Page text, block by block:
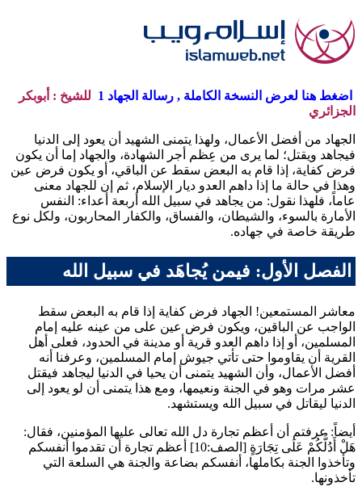
اضغط هنا لعرض النسخة الكاملة , رسالة الجهاد 1
للشيخ : أبوبكر
الجزائري
الجهاد من أفضل الأعمال، ولهذا يتمنى الشهيد أن يعود إلى الدنيا
فيجاهد ويقتل؛ لما يرى من عِظم أجر الشهادة، والجهاد إما أن يكون
فرض كفاية، إذا قام به البعض سقط عن الباقي، أو يكون فرض عين
وهذا في حالة ما إذا داهم العدو ديار الإسلام، ثم إن للجهاد معنى
عاماً، فلهذا نقول: من يجاهد في سبيل الله أربعة أعداء: النفس
الأمارة بالسوء، والشيطان، والفساق، والكفار المحاربون، ولكل نوع
طريقة خاصة في جهاده.
الفصل الأول: فيمن يُجاهَد في سبيل الله
معاشر المستمعين! الجهاد فرض كفاية إذا قام به البعض سقط
الواجب عن الباقين، ويكون فرض عين على من عينه عليه إمام
المسلمين، أو إذا داهم العدو قرية أو مدينة في الحدود، فعلى أهل
القرية أن يقاوموا حتى تأتي جيوش إمام المسلمين، وعرفنا أنه
أفضل الأعمال، وأن الشهيد يتمنى أن يحيا في الدنيا ليجاهد فيقتل
عشر مرات وهو في الجنة ونعيمها، ومع هذا يتمنى أن لو يعود إلى
الدنيا ليقاتل في سبيل الله ويستشهد.
أيضاً: عرفتم أن أعظم تجارة دل الله تعالى عليها المؤمنين، فقال:
هَلْ أَدُلُّكُمْ عَلَى تِجَارَةٍ
[الصف:10] أعظم تجارة أن تقدموا أنفسكم
وتأخذوا الجنة بكاملها، أنفسكم بضاعة والجنة هي السلعة التي
تأخذونها.